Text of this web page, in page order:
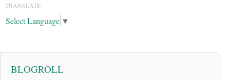
TRANSLATE
Select Language ▼
BLOGROLL